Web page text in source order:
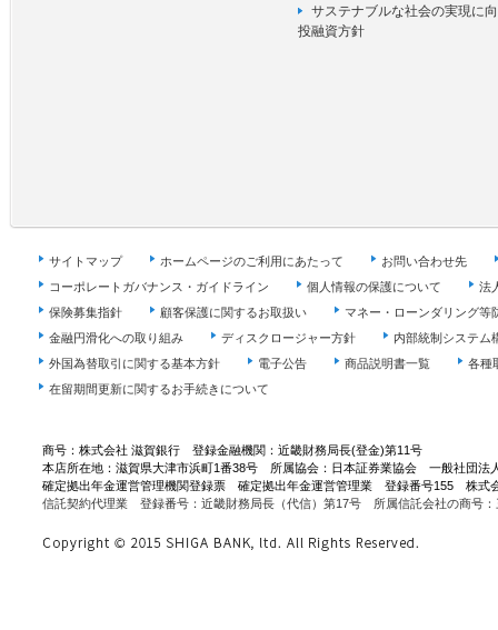
サステナブルな社会の実現に
投融資方針
サイトマップ ホームページのご利用にあたって
お問い合わせ先
コーポレートガバナンス・ガイドライン
個人情報の保護について
法
保険募集指針
顧客保護に関するお取扱い
マネー・ローンダリング等
金融円滑化への取り組み
ディスクロージャー方針
内部統制システム
外国為替取引に関する基本方針
電子公告 商品説明書一覧
各種
在留期間更新に関するお手続きについて
商号：株式会社 滋賀銀行 登録金融機関：近畿財務局長(登金)第11号
本店所在地：滋賀県大津市浜町1番38号 所属協会：日本証券業協会 一般社団法
確定拠出年金運営管理機関登録票 確定拠出年金運営管理業 登録番号155 株式
信託契約代理業 登録番号：近畿財務局長（代信）第17号 所属信託会社の商号